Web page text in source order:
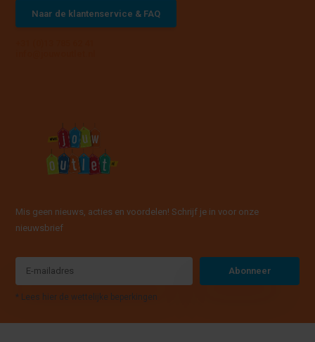
Naar de klantenservice & FAQ
Mis geen nieuws, acties en voordelen! Schrijf je in voor onze
nieuwsbrief
Abonneer
* Lees hier de wettelijke beperkingen